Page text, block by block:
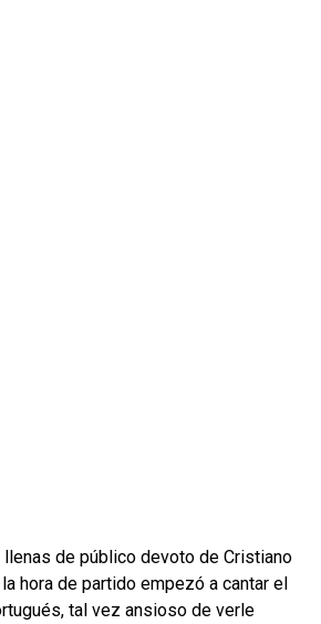
de público devoto de Cristiano
hora de partido empezó a cantar el
tal vez ansioso de verle